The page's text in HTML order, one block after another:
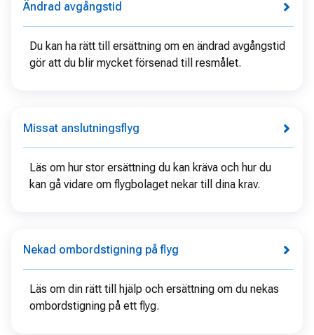
Ändrad avgångstid
Du kan ha rätt till ersättning om en ändrad avgångstid
gör att du blir mycket försenad till resmålet.
Missat anslutningsflyg
Läs om hur stor ersättning du kan kräva och hur du
kan gå vidare om flygbolaget nekar till dina krav.
Nekad ombordstigning på flyg
Läs om din rätt till hjälp och ersättning om du nekas
ombordstigning på ett flyg.